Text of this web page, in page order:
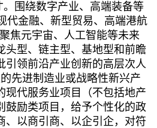
围绕数字产业、高端装备等
代金融、新型贸易、高端港航
焦元宇宙、人工智能等未来
头型、链主型、基地型和前瞻
引领前沿产业创新的高层次人
先进制造业或战略性新兴产
现代服务业项目（不包括地产
鼓励类项目，给予个性化的政
、以商引商、以企引企，对符